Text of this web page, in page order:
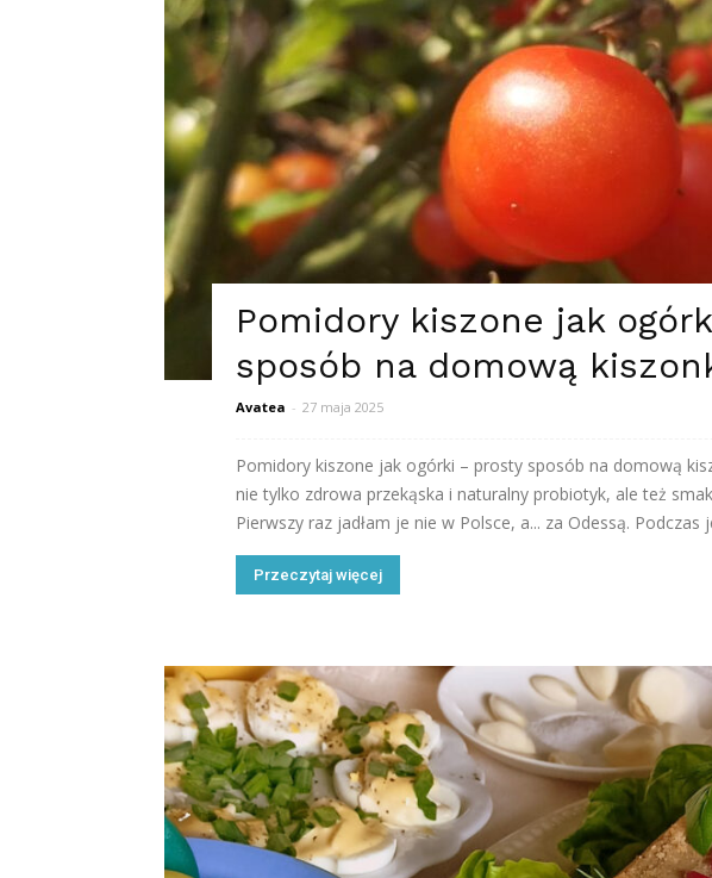
Pomidory kiszone jak
sposób na domową
Avatea - 27 maja 2025
Pomidory kiszone jak ogórki – prosty sposób na domową
nie tylko zdrowa przekąska i naturalny probiotyk, ale też
Pierwszy raz jadłam je nie w Polsce, a... za Odessą. Podczas
Przeczytaj więcej